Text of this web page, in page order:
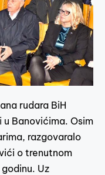
rudara BiH
Banovićima. Osim
razgovaralo
o trenutnom
Uz